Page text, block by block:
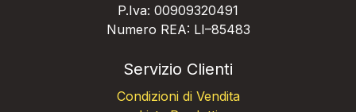
P.Iva: 00909320491
Numero REA: LI–85483
Servizio Clienti
Condizioni di Vendita